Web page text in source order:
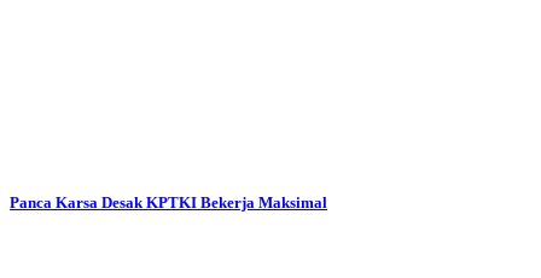
Panca Karsa Desak KPTKI Bekerja Maksimal